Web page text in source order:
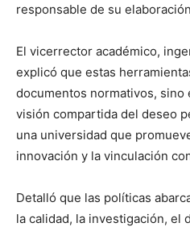
responsable de su
El vicerrector académico,
explicó que estas
documentos normativos, sino
visión compartida del deseo
una universidad que
innovación y la vinculación
Detalló que las políticas
la calidad, la investigación, el